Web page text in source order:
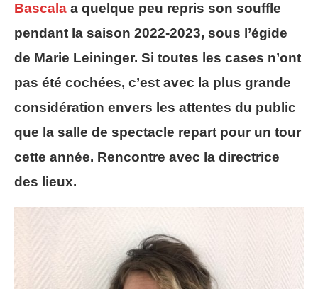
Bascala a quelque peu repris son souffle
pendant la saison 2022-2023, sous l’égide
de Marie Leininger. Si toutes les cases n’ont
pas été cochées, c’est avec la plus grande
considération envers les attentes du public
que la salle de spectacle repart pour un tour
cette année. Rencontre avec la directrice
des lieux.